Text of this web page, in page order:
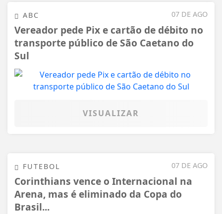
07 DE AGO
ABC
Vereador pede Pix e cartão de débito no
transporte público de São Caetano do
Sul
VISUALIZAR
07 DE AGO
FUTEBOL
Corinthians vence o Internacional na
Arena, mas é eliminado da Copa do
Brasil...